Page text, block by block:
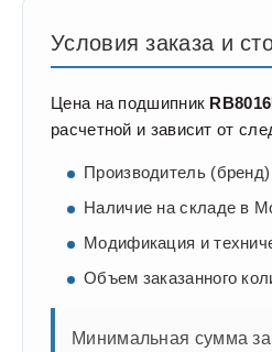
Условия заказа и
Цена на подшипник
расчетной и зависит от
Производитель (бренд)
Наличие на складе в
Модификация и
Объем заказанного
Минимальная сумма